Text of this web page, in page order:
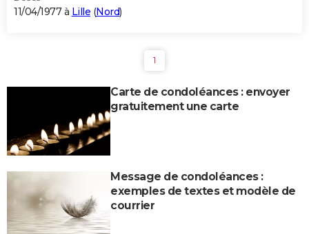
11/04/1977 à Lille (Nord)
1
Carte de condoléances : envoyer
gratuitement une carte
Message de condoléances :
exemples de textes et modèle de
courrier